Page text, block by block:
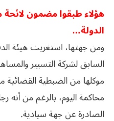
هؤلاء طبقوا مضمون
الدولة…
ومن جهتها، استغربت هيئة
السابق لشركة التسيير
موكلها من الضبطية القضائية
محاكمة اليوم، بالرغم من أنه
الصادرة عن جهة سيادية.